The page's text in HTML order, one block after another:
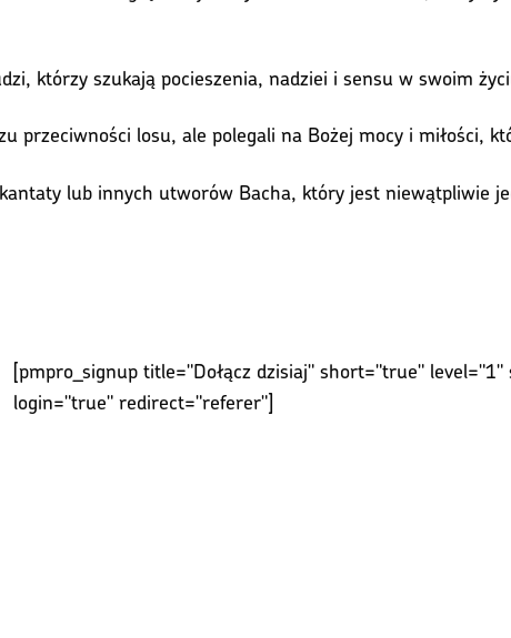
którzy szukają pocieszenia, nadziei i sensu w swoim
przeciwności losu, ale polegali na Bożej mocy i miłości,
lub innych utworów Bacha, który jest niewątpliwie
[pmpro_signup title="Dołącz dzisiaj" short="true"
login="true" redirect="referer"]